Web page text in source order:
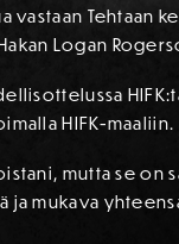
vastaan
Logan
HIFK-maaliin.
mutta se on
ja mukava